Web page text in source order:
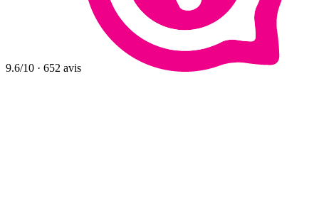
9.6/10 · 652 avis